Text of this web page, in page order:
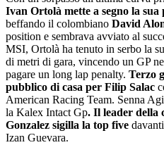
Ivan Ortolà mette a segno la
beffando il colombiano David
position e sembrava avviato al
MSI, Ortolà ha tenuto in serbo la
di metri di gara, vincendo un GP
pagare un long lap penalty. Terzo
pubblico di casa per Filip Salac
American Racing Team. Senna
la Kalex Intact Gp. Il leader della
Gonzalez sigilla la top five
Izan Guevara.